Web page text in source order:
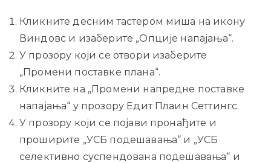
Кликните десним тастером миша на икону
Виндовс и изаберите „Опције напајања“.
У прозору који се отвори изаберите
„Промени поставке плана“.
Кликните на „Промени напредне поставке
напајања“ у прозору Едит Плаин Сеттингс.
У прозору који се појави пронађите и
проширите „УСБ подешавања“ и „УСБ
селективно суспендована подешавања“ и